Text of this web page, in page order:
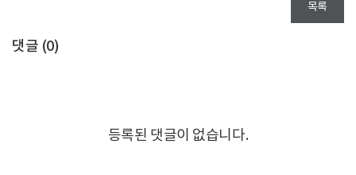
목록
댓글 (0)
등록된 댓글이 없습니다.